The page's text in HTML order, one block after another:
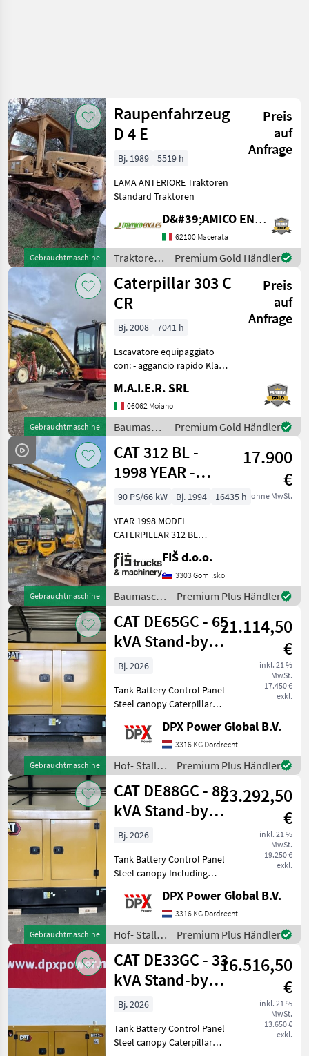
Gebrauchtmaschine
Raupenfahrzeug
D 4 E
Preis
auf
Anfrage
Bj. 1989
5519 h
LAMA ANTERIORE Traktoren
Standard Traktoren
D&#39;AMICO ENGLES SRL
62100 Macerata
Traktoren
/
Caterpillar
Premium Gold Händler
Gebrauchtmaschine
Caterpillar 303 C
CR
Preis
auf
Anfrage
Bj. 2008
7041 h
Escavatore equipaggiato
con: - aggancio rapido Klac -
fossi Baumaschinen
Minibagger
M.A.I.E.R. SRL
06062 Moiano
Baumaschinen
/
Caterpillar
Premium Gold Händler
Gebrauchtmaschine
CAT 312 BL -
1998 YEAR -
250CM
17.900
€
ohne MwSt.
90 PS/66 kW Bj. 1994
16435 h
YEAR 1998 MODEL
CATERPILLAR 312 BL
WORKING HOURS 16435
ENGINE DIESEL CAT - 66kW
WEIGHT 15800kg
HYDRAULIC QUICK HITCH
LIGHTS CLOSED HEATED
CAB FUEL PUMP FA
FIŠ d.o.o.
3303 Gomilsko
Baumaschinen
/ CAT
Premium Plus Händler
Gebrauchtmaschine
CAT DE65GC - 65
kVA Stand-by
Generator Set -
DPX-182
21.114,50
€
inkl. 21 %
MwSt.
17.450 €
exkl.
Bj. 2026
Tank Battery Control Panel
Steel canopy Caterpillar
specifically designed for
stand-by duty. Hof- Stall-
und Weidetechnik
Stromgeneratoren
DPX Power Global B.V.
3316 KG Dordrecht
Hof- Stall-
und
Weidetechnik
/ CAT
Premium Plus Händler
Gebrauchtmaschine
CAT DE88GC - 88
kVA Stand-by
Generator Set -
DPX-182
23.292,50
€
inkl. 21 %
MwSt.
19.250 €
exkl.
Bj. 2026
Tank Battery Control Panel
Steel canopy Including
coolant heater Caterpillar
DE88GC Generator Set
specifically designed for
stand-by duty. Hof- S
DPX Power Global B.V.
3316 KG Dordrecht
Hof- Stall-
und
Weidetechnik
/ CAT
Premium Plus Händler
CAT DE33GC - 33
kVA Stand-by
Generator Set -
DPX-182
16.516,50
€
inkl. 21 %
MwSt.
13.650 €
exkl.
Bj. 2026
Tank Battery Control Panel
Steel canopy Caterpillar